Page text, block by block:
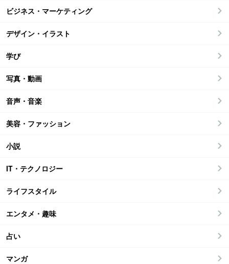
ビジネス・マーケティング
デザイン・イラスト
学び
写真・動画
音声・音楽
美容・ファッション
小説
IT・テクノロジー
ライフスタイル
エンタメ・趣味
占い
マンガ